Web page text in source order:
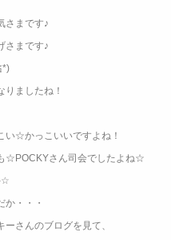
さまです♪
さまです♪
りましたね！
い☆かっこいいですよね！
☆POCKYさん司会でしたよね☆
☆
か・・・
ーさんのブログを見て、